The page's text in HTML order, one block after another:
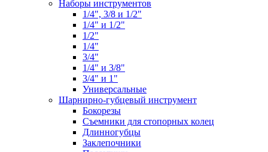
Наборы инструментов
1/4", 3/8 и 1/2"
1/4" и 1/2"
1/2"
1/4"
3/4"
1/4" и 3/8"
3/4" и 1"
Универсальные
Шарнирно-губцевый инструмент
Бокорезы
Съемники для стопорных колец
Длинногубцы
Заклепочники